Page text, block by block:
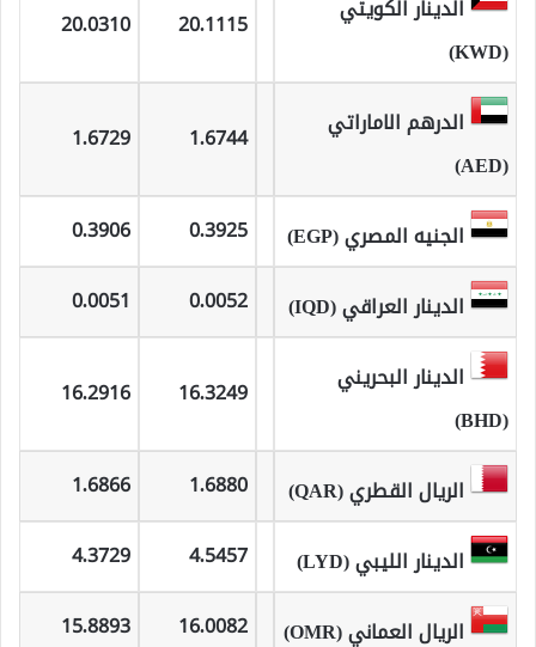
الدينار الكويتي
(KWD)
20.1115
20.0310
الدرهم الاماراتي
(AED)
1.6744
1.6729
الجنيه المصري (EGP) 0.3925
0.3906
الدينار العراقي (IQD) 0.0052
0.0051
الدينار البحريني
(BHD)
16.3249
16.2916
الريال القطري (QAR) 1.6880
1.6866
الدينار الليبي (LYD) 4.5457
4.3729
الريال العماني (OMR) 16.0082
15.8893